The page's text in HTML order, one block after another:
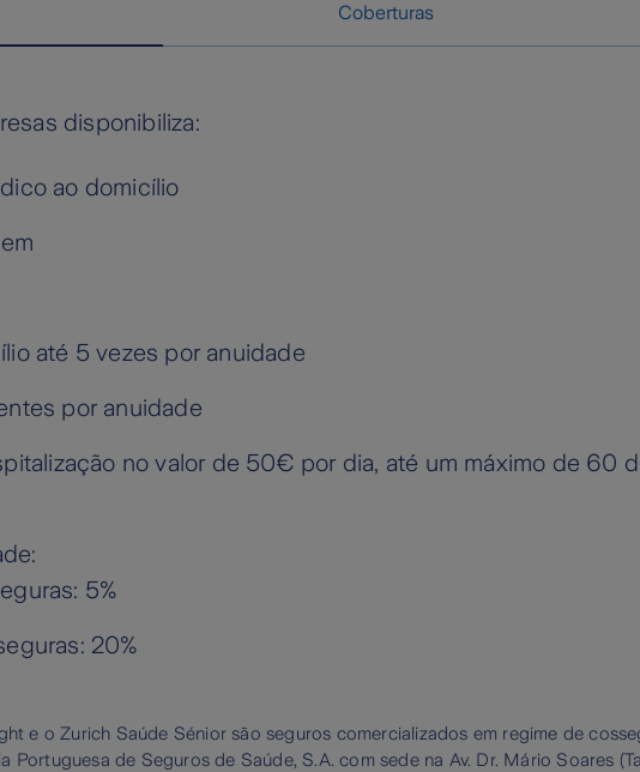
Coberturas
disponibiliza:
ao domicílio
até 5 vezes por anuidade
por anuidade
no valor de 50€ por dia, até um máximo de 60
5%
20%
e o Zurich Saúde Sénior são seguros comercializados em regime de
Portuguesa de Seguros de Saúde, S.A. com sede na Av. Dr. Mário Soares